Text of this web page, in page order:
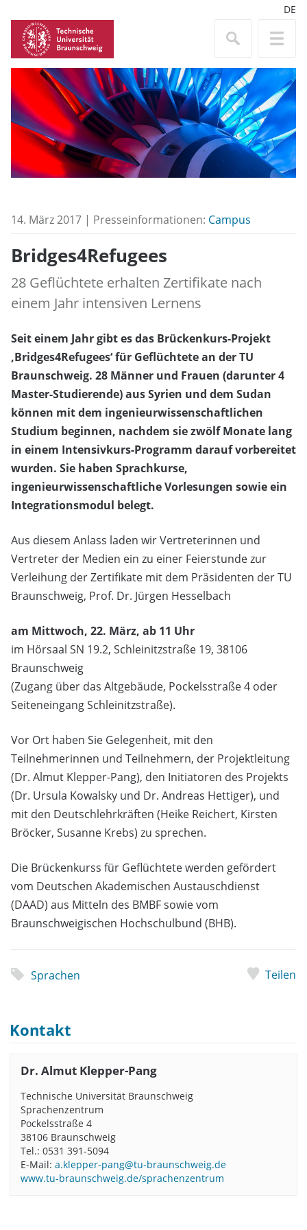
DE
14. März 2017 | Presseinformationen: Campus
Bridges4Refugees
28 Geflüchtete erhalten Zertifikate nach
einem Jahr intensiven Lernens
Seit einem Jahr gibt es das Brückenkurs-Projekt
‚Bridges4Refugees‘ für Geflüchtete an der TU
Braunschweig. 28 Männer und Frauen (darunter 4
Master-Studierende) aus Syrien und dem Sudan
können mit dem ingenieurwissenschaftlichen
Studium beginnen, nachdem sie zwölf Monate lang
in einem Intensivkurs-Programm darauf vorbereitet
wurden. Sie haben Sprachkurse,
ingenieurwissenschaftliche Vorlesungen sowie ein
Integrationsmodul belegt.
Aus diesem Anlass laden wir Vertreterinnen und
Vertreter der Medien ein zu einer Feierstunde zur
Verleihung der Zertifikate mit dem Präsidenten der TU
Braunschweig, Prof. Dr. Jürgen Hesselbach
am Mittwoch, 22. März, ab 11 Uhr
im Hörsaal SN 19.2, Schleinitzstraße 19, 38106
Braunschweig
(Zugang über das Altgebäude, Pockelsstraße 4 oder
Seiteneingang Schleinitzstraße).
Vor Ort haben Sie Gelegenheit, mit den
Teilnehmerinnen und Teilnehmern, der Projektleitung
(Dr. Almut Klepper-Pang), den Initiatoren des Projekts
(Dr. Ursula Kowalsky und Dr. Andreas Hettiger), und
mit den Deutschlehrkräften (Heike Reichert, Kirsten
Bröcker, Susanne Krebs) zu sprechen.
Die Brückenkurss für Geflüchtete werden gefördert
vom Deutschen Akademischen Austauschdienst
(DAAD) aus Mitteln des BMBF sowie vom
Braunschweigischen Hochschulbund (BHB).
Sprachen Teilen
Kontakt
Dr. Almut Klepper-Pang
Technische Universität Braunschweig
Sprachenzentrum
Pockelsstraße 4
38106 Braunschweig
Tel.: 0531 391-5094
E-Mail: a.klepper-pang@tu-braunschweig.de
www.tu-braunschweig.de/sprachenzentrum